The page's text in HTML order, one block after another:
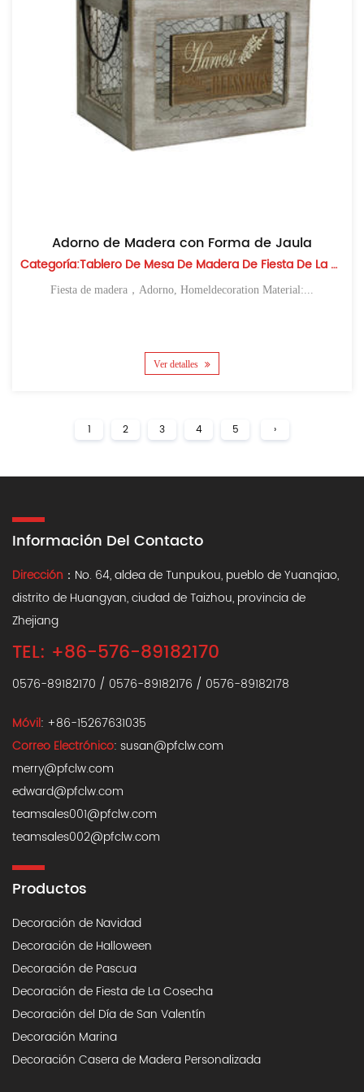
Adorno de Madera con Forma de Jaula
Categoría:Tablero De Mesa De Madera De Fiesta De La Cosecha
Fiesta de madera，Adorno, Homeldecoration Material:...
Ver detalles
1 2 3 4 5 ›
Información Del Contacto
Dirección ：No. 64, aldea de Tunpukou, pueblo de Yuanqiao,
distrito de Huangyan, ciudad de Taizhou, provincia de
Zhejiang
TEL: +86-576-89182170
0576-89182170 / 0576-89182176 / 0576-89182178
Móvil: +86-15267631035
Correo Electrónico: susan@pfclw.com
merry@pfclw.com
edward@pfclw.com
teamsales001@pfclw.com
teamsales002@pfclw.com
Productos
Decoración de Navidad
Decoración de Halloween
Decoración de Pascua
Decoración de Fiesta de La Cosecha
Decoración del Día de San Valentín
Decoración Marina
Decoración Casera de Madera Personalizada